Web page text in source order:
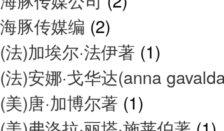
海豚传媒编 (2)
(法)加埃尔·法伊著 (1)
(法)安娜·戈华达(anna
(美)唐·加博尔著 (1)